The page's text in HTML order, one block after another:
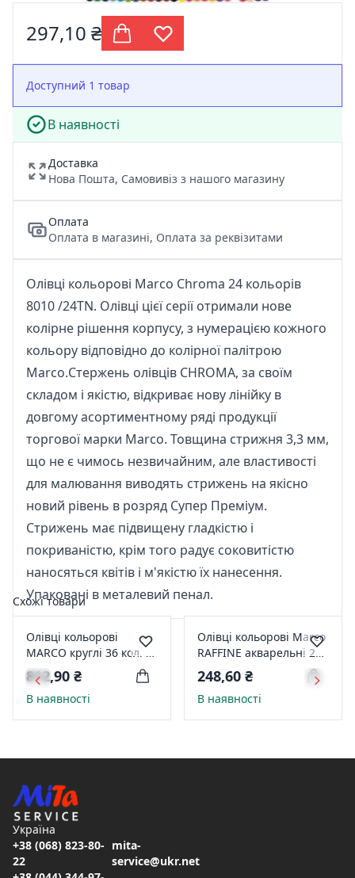
297,10 ₴
Доступний 1 товар
В наявності
Доставка
Нова Пошта, Самовивіз з нашого магазину
Оплата
Оплата в магазині, Оплата за реквізитами
Олівці кольорові Marco Chroma 24 кольорів
8010 /24TN. Олівці цієї серії отримали нове
колірне рішення корпусу, з нумерацією кожного
кольору відповідно до колірної палітрою
Marco.Стержень олівців CHROMA, за своїм
складом і якістю, відкриває нову лінійку в
довгому асортиментному ряді продукції
торгової марки Marco. Товщина стрижня 3,3 мм,
що не є чимось незвичайним, але властивості
для малювання виводять стрижень на якісно
новий рівень в розряд Cупер Преміум.
Стрижень має підвищену гладкістю і
покриваністю, крім того радує соковитістю
наносяться квітів і м'якістю їх нанесення.
Упаковані в металевий пенал.
Схожі товари
Олівці кольорові
MARCO круглі 36 кол. в
металевому пеналі
36TN
812,90 ₴
В наявності
Олівці кольорові Marco
RAFFINE акварельні 24
кол 7120-24СВ
248,60 ₴
В наявності
Україна
+38 (068) 823-80-
22
mita-
service@ukr.net